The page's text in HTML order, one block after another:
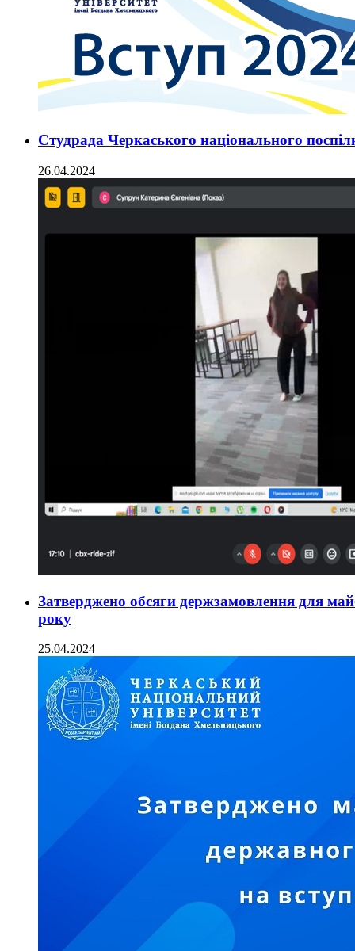
Студрада Черкаського національного
26.04.2024
Затверджено обсяги держзамовлення для
року
25.04.2024